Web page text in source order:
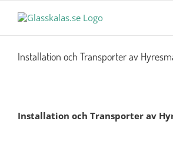
Installation och Transporter av
Installation och Transporter av
MENY